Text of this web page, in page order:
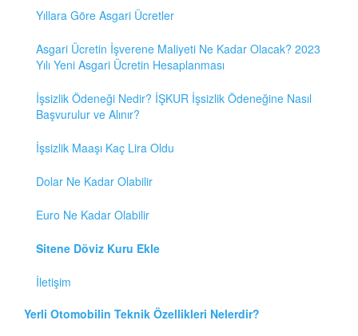
Yıllara Göre Asgari Ücretler
Asgari Ücretin İşverene Maliyeti Ne Kadar Olacak? 2023
Yılı Yeni Asgari Ücretin Hesaplanması
İşsizlik Ödeneği Nedir? İŞKUR İşsizlik Ödeneğine Nasıl
Başvurulur ve Alınır?
İşsizlik Maaşı Kaç Lira Oldu
Dolar Ne Kadar Olabilir
Euro Ne Kadar Olabilir
Sitene Döviz Kuru Ekle
İletişim
Yerli Otomobilin Teknik Özellikleri Nelerdir?